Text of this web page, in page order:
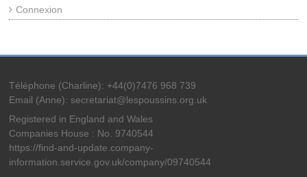
Connexion
Téléphone (Charline): +44(0)7476 968 739
Email (Anne): secretariat@lespoussins.org.uk
Registered in England and Wales
Companies House : No. 9740544
https://find-and-update.company-
information.service.gov.uk/company/09740544